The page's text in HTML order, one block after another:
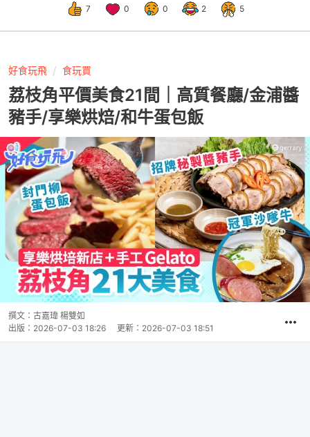
7 0 0 2 5
好食玩飛 食玩買
荔枝角平價美食21間｜高質餐廳/金浦醬
豬手/享樂烘焙/和牛蛋包飯
撰文： 古嘉瑋 楊雙如
出版： 2026-07-03 18:26 更新： 2026-07-03 18:51